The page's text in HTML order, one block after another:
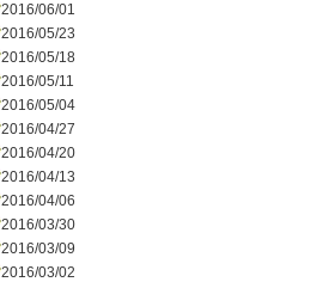
2016/06/01
2016/05/23
2016/05/18
2016/05/11
2016/05/04
2016/04/27
2016/04/20
2016/04/13
2016/04/06
2016/03/30
2016/03/09
2016/03/02